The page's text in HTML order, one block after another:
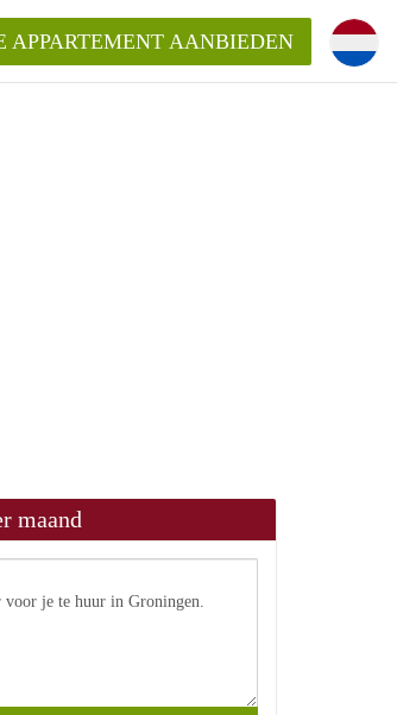
APPARTEMENT AANBIEDEN
maand